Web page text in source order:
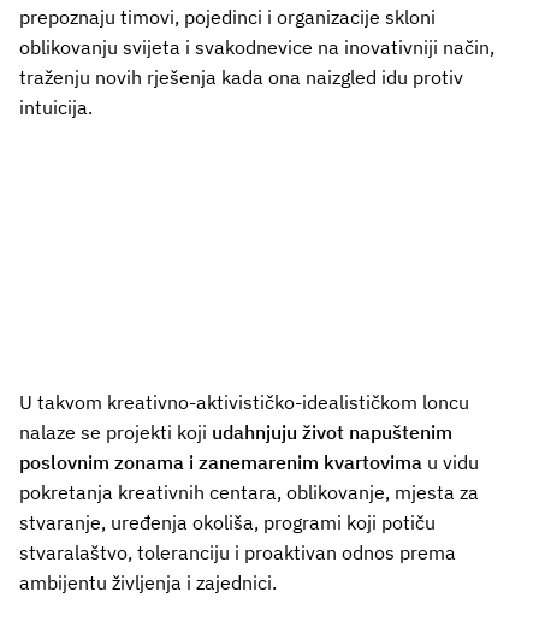
prepoznaju timovi, pojedinci i organizacije skloni
oblikovanju svijeta i svakodnevice na inovativniji način,
traženju novih rješenja kada ona naizgled idu protiv
intuicija.
U takvom kreativno-aktivističko-idealističkom loncu
nalaze se projekti koji udahnjuju život napuštenim
poslovnim zonama i zanemarenim kvartovima u vidu
pokretanja kreativnih centara, oblikovanje, mjesta za
stvaranje, uređenja okoliša, programi koji potiču
stvaralaštvo, toleranciju i proaktivan odnos prema
ambijentu življenja i zajednici.